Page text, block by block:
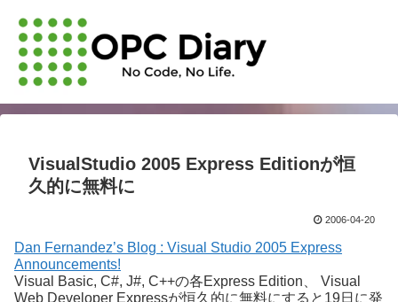
VisualStudio 2005 Express Editionが恒
久的に無料に
2006-04-20
Dan Fernandez’s Blog : Visual Studio 2005 Express
Announcements!
Visual Basic, C#, J#, C++の各Express Edition、 Visual
Web Developer Expressが恒久的に無料にすると19日に発